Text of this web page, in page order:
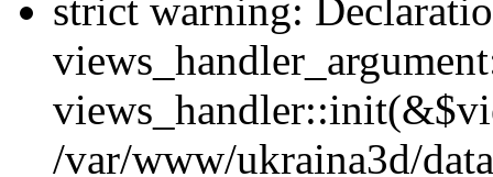
strict warning:
/var/www/ukraina3d/